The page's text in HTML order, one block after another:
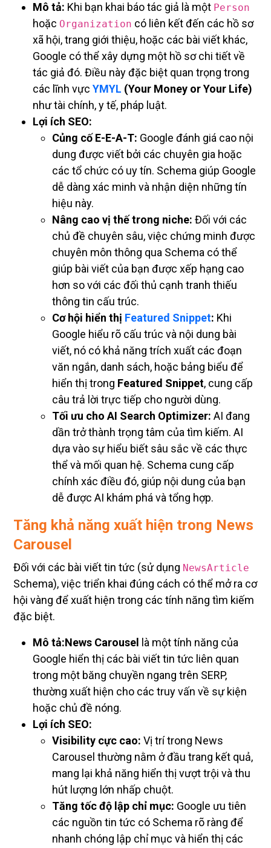
Mô tả: Khi bạn khai báo tác giả là một Person
hoặc Organization có liên kết đến các hồ sơ
xã hội, trang giới thiệu, hoặc các bài viết khác,
Google có thể xây dựng một hồ sơ chi tiết về
tác giả đó. Điều này đặc biệt quan trọng trong
các lĩnh vực YMYL (Your Money or Your Life)
như tài chính, y tế, pháp luật.
Lợi ích SEO:
Củng cố E-E-A-T: Google đánh giá cao nội
dung được viết bởi các chuyên gia hoặc
các tổ chức có uy tín. Schema giúp Google
dễ dàng xác minh và nhận diện những tín
hiệu này.
Nâng cao vị thế trong niche: Đối với các
chủ đề chuyên sâu, việc chứng minh được
chuyên môn thông qua Schema có thể
giúp bài viết của bạn được xếp hạng cao
hơn so với các đối thủ cạnh tranh thiếu
thông tin cấu trúc.
Cơ hội hiển thị Featured Snippet: Khi
Google hiểu rõ cấu trúc và nội dung bài
viết, nó có khả năng trích xuất các đoạn
văn ngắn, danh sách, hoặc bảng biểu để
hiển thị trong Featured Snippet, cung cấp
câu trả lời trực tiếp cho người dùng.
Tối ưu cho AI Search Optimizer: AI đang
dần trở thành trọng tâm của tìm kiếm. AI
dựa vào sự hiểu biết sâu sắc về các thực
thể và mối quan hệ. Schema cung cấp
chính xác điều đó, giúp nội dung của bạn
dễ được AI khám phá và tổng hợp.
Tăng khả năng xuất hiện trong News
Carousel
Đối với các bài viết tin tức (sử dụng NewsArticle
Schema), việc triển khai đúng cách có thể mở ra cơ
hội vàng để xuất hiện trong các tính năng tìm kiếm
đặc biệt.
Mô tả:News Carousel
là một tính năng của
Google hiển thị các bài viết tin tức liên quan
trong một băng chuyền ngang trên SERP,
thường xuất hiện cho các truy vấn về sự kiện
hoặc chủ đề nóng.
Lợi ích SEO:
Visibility cực cao: Vị trí trong News
Carousel thường nằm ở đầu trang kết quả,
mang lại khả năng hiển thị vượt trội và thu
hút lượng lớn nhấp chuột.
Tăng tốc độ lập chỉ mục: Google ưu tiên
các nguồn tin tức có Schema rõ ràng để
nhanh chóng lập chỉ mục và hiển thị các